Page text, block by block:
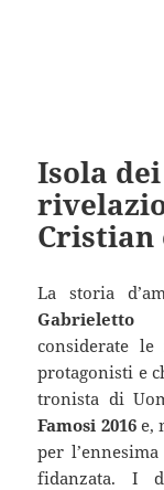
Isola
Cristian
La storia
Gabrieletto
considerate
protagonisti e
tronista di
Famosi 2016e,
per
fidanzata. I